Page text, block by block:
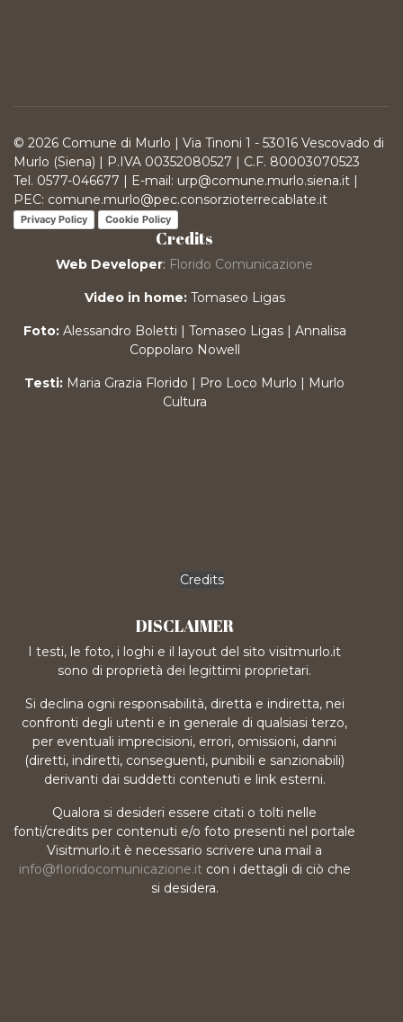
© 2026 Comune di Murlo | Via Tinoni 1 - 53016 Vescovado di
Murlo (Siena) | P.IVA 00352080527 | C.F. 80003070523
Tel. 0577-046677 | E-mail: urp@comune.murlo.siena.it |
PEC: comune.murlo@pec.consorzioterrecablate.it
Privacy Policy Cookie Policy
Credits
Web Developer: Florido Comunicazione
Video in home:Tomaseo Ligas
Foto: Alessandro Boletti | Tomaseo Ligas | Annalisa
Coppolaro Nowell
Testi: Maria Grazia Florido | Pro Loco Murlo | Murlo
Cultura
Credits
DISCLAIMER
I testi, le foto, i loghi e il layout del sito visitmurlo.it
sono di proprietà dei legittimi proprietari.
Si declina ogni responsabilità, diretta e indiretta, nei
confronti degli utenti e in generale di qualsiasi terzo,
per eventuali imprecisioni, errori, omissioni, danni
(diretti, indiretti, conseguenti, punibili e sanzionabili)
derivanti dai suddetti contenuti e link esterni.
Qualora si desideri essere citati o tolti nelle
fonti/credits per contenuti e/o foto presenti nel portale
Visitmurlo.it è necessario scrivere una mail a
info@floridocomunicazione.itcon i dettagli di ciò che
si desidera.